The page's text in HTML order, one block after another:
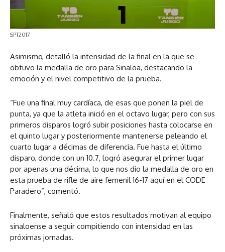
SPT2017
Asimismo, detalló la intensidad de la final en la que se
obtuvo la medalla de oro para Sinaloa, destacando la
emoción y el nivel competitivo de la prueba.
“Fue una final muy cardíaca, de esas que ponen la piel de
punta, ya que la atleta inició en el octavo lugar, pero con sus
primeros disparos logró subir posiciones hasta colocarse en
el quinto lugar y posteriormente mantenerse peleando el
cuarto lugar a décimas de diferencia. Fue hasta el último
disparo, donde con un 10.7, logró asegurar el primer lugar
por apenas una décima, lo que nos dio la medalla de oro en
esta prueba de rifle de aire femenil 16-17 aquí en el CODE
Paradero”, comentó.
Finalmente, señaló que estos resultados motivan al equipo
sinaloense a seguir compitiendo con intensidad en las
próximas jornadas.